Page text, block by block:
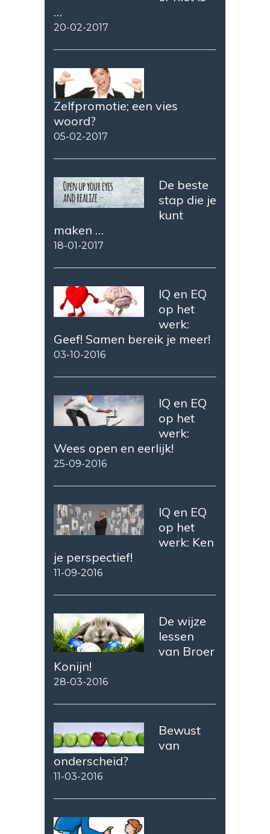
…
20-02-2017
Zelfpromotie; een vies
woord?
05-02-2017
De beste
stap die je
kunt
maken …
18-01-2017
IQ en EQ
op het
werk:
Geef! Samen bereik je meer!
03-10-2016
IQ en EQ
op het
werk:
Wees open en eerlijk!
25-09-2016
IQ en EQ
op het
werk: Ken
je perspectief!
11-09-2016
De wijze
lessen
van Broer
Konijn!
28-03-2016
Bewust
van
onderscheid?
11-03-2016